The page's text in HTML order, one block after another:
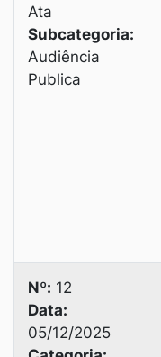
Ata
Subcategoria:
Audiência
Publica
Nº: 12
Data:
05/12/2025